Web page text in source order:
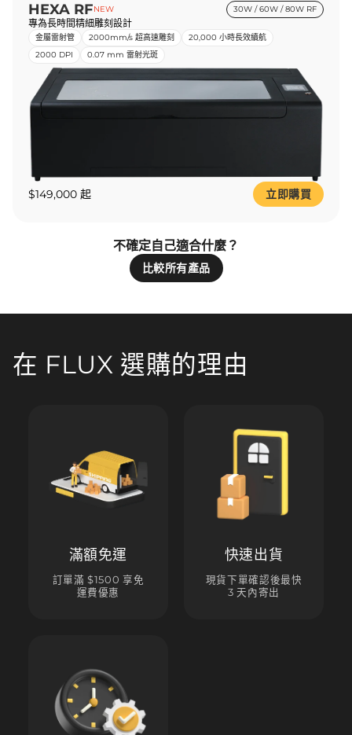
HEXA RFNEW 30W / 60W / 80W RF
專為長時間精細雕刻設計
金屬雷射管 2000mm/s 超高速雕刻
20,000 小時長效續航
2000 DPI
0.07 mm 雷射光斑
$149,000 起 立即購買
不確定自己適合什麼？
比較所有產品
在 FLUX 選購的理由
滿額免運
訂單滿 $1500 享免
運費優惠
快速出貨
現貨下單確認後最快
3 天內寄出